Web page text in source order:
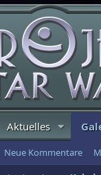
Aktuelles
Neue Kommentare